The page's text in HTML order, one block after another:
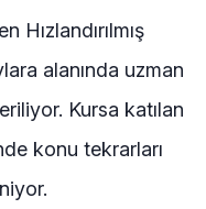
Hızlandırılmış
alanında uzman
Kursa katılan
konu tekrarları